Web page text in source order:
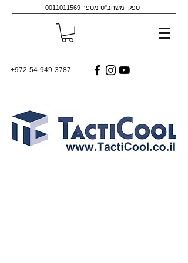
0011011569 ספקי משהב"ט מספר
+972-54-949-3787